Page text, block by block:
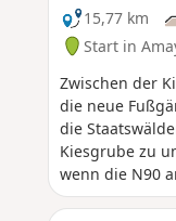
15,77 km
Start in
Zwischen der
die neue
die
Kiesgrube zu
wenn die N90
Verlängerung